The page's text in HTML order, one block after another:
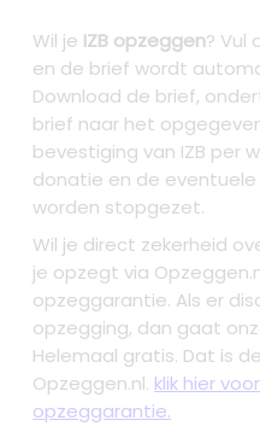
Wil je IZB opzeggen? Vul
en de brief wordt
Download de brief,
brief naar het
bevestiging van IZB per
donatie en de
worden stopgezet.
Wil je direct zekerheid
je opzegt via
opzeggarantie. Als er
opzegging, dan gaat
Helemaal gratis. Dat is
Opzeggen.nl. klik hier
opzeggarantie.